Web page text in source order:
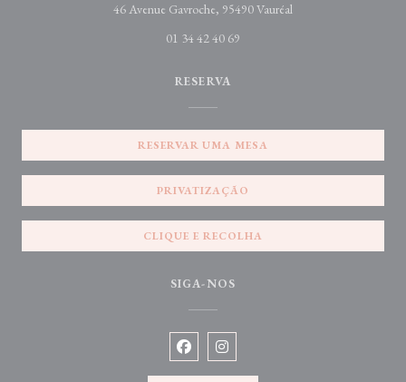
46 Avenue Gavroche, 95490 Vauréal
01 34 42 40 69
RESERVA
RESERVAR UMA MESA
PRIVATIZAÇÃO
CLIQUE E RECOLHA
SIGA-NOS
Facebook ((abre numa nova janela))
Instagram ((abre numa nova